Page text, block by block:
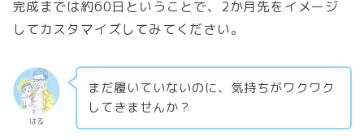
完成までは約60日ということで、2か月先をイメージ
してカスタマイズしてみてください。
はる
まだ履いていないのに、気持ちがワクワク
してきませんか？